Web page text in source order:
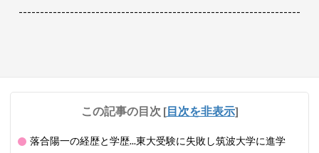
------------------------------------------------------------------
この記事の目次 [目次を非表示]
落合陽一の経歴と学歴...東大受験に失敗し筑波大学に進学